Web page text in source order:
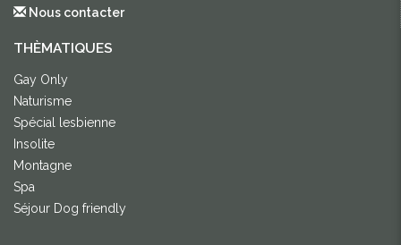
Nous contacter
THÈMATIQUES
Gay Only
Naturisme
Spécial lesbienne
Insolite
Montagne
Spa
Séjour Dog friendly